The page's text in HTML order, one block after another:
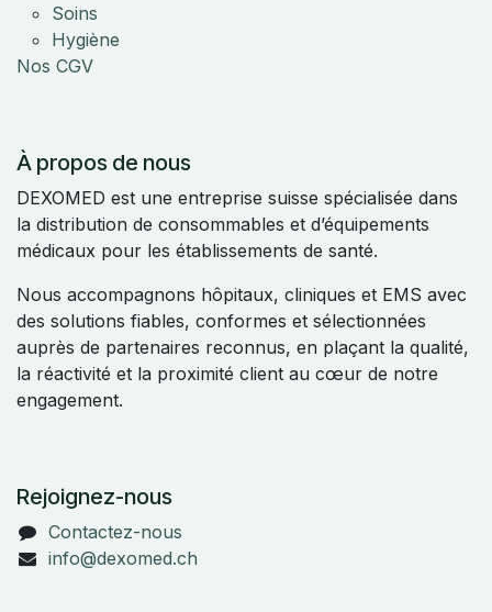
Soins
Hygiène
Nos CGV
À propos de nous
DEXOMED est une entreprise suisse spécialisée dans
la distribution de consommables et d’équipements
médicaux pour les établissements de santé.
Nous accompagnons hôpitaux, cliniques et EMS avec
des solutions fiables, conformes et sélectionnées
auprès de partenaires reconnus, en plaçant la qualité,
la réactivité et la proximité client au cœur de notre
engagement.
Rejoignez-nous
Contactez-nous
info@dexomed.ch